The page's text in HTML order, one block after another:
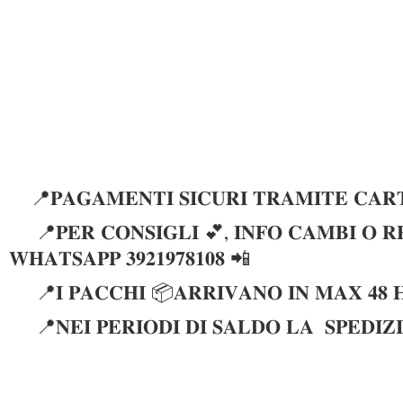
📍𝐏𝐀𝐆𝐀𝐌𝐄𝐍𝐓𝐈 𝐒𝐈𝐂𝐔𝐑𝐈 𝐓𝐑𝐀𝐌𝐈𝐓𝐄
📍𝐏𝐄𝐑 𝐂𝐎𝐍𝐒𝐈𝐆𝐋𝐈 💕, 𝐈𝐍𝐅𝐎 𝐂𝐀𝐌𝐁𝐈 𝐎
𝐖𝐇𝐀𝐓𝐒𝐀𝐏𝐏 𝟑𝟗𝟐𝟏𝟗𝟕𝟖𝟏𝟎𝟖 📲
📍𝐈 𝐏𝐀𝐂𝐂𝐇𝐈 📦𝐀𝐑𝐑𝐈𝐕𝐀𝐍𝐎 𝐈𝐍 𝐌𝐀𝐗 𝟒𝟖
📍𝐍𝐄𝐈 𝐏𝐄𝐑𝐈𝐎𝐃𝐈 𝐃𝐈 𝐒𝐀𝐋𝐃𝐎 𝐋𝐀